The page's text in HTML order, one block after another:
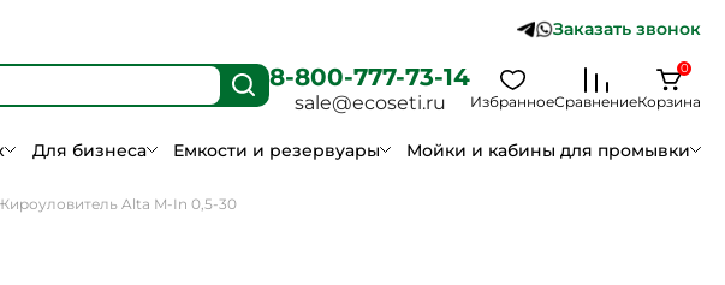
Заказать звонок
8-800-777-73-14
sale@ecoseti.ru ИзбранноеСравнениеКорзина
0
Для бизнеса Емкости и резервуары Мойки и кабины для промывки
Alta M-In 0,5-30